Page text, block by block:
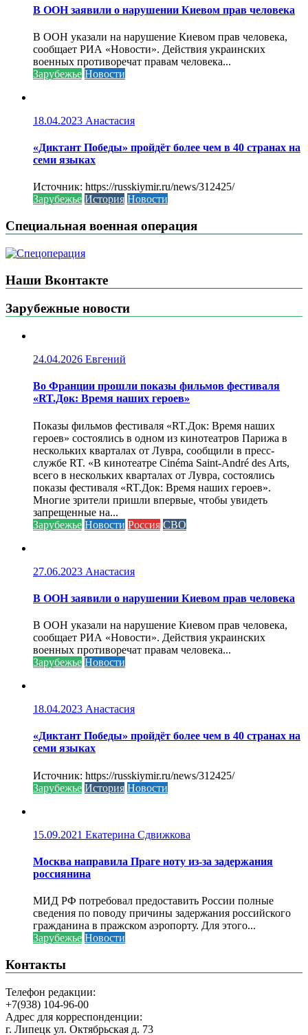
В ООН заявили о нарушении Киевом прав человека
В ООН указали на нарушение Киевом прав человека,
сообщает РИА «Новости». Действия украинских
военных противоречат правам человека...
Зарубежье Новости
18.04.2023 Анастасия
«Диктант Победы» пройдёт более чем в 40 странах на
семи языках
Источник: https://russkiymir.ru/news/312425/
Зарубежье История Новости
Специальная военная операция
Наши Вконтакте
Зарубежные новости
24.04.2026 Евгений
Во Франции прошли показы фильмов фестиваля
«RT.Док: Время наших героев»
Показы фильмов фестиваля «RT.Док: Время наших
героев» состоялись в одном из кинотеатров Парижа в
нескольких кварталах от Лувра, сообщили в пресс-
службе RT. «В кинотеатре Cinéma Saint-André des Arts,
всего в нескольких кварталах от Лувра, состоялись
показы фестиваля «RT.Док: Время наших героев».
Многие зрители пришли впервые, чтобы увидеть
запрещенные на...
Зарубежье Новости Россия СВО
27.06.2023 Анастасия
В ООН заявили о нарушении Киевом прав человека
В ООН указали на нарушение Киевом прав человека,
сообщает РИА «Новости». Действия украинских
военных противоречат правам человека...
Зарубежье Новости
18.04.2023 Анастасия
«Диктант Победы» пройдёт более чем в 40 странах на
семи языках
Источник: https://russkiymir.ru/news/312425/
Зарубежье История Новости
15.09.2021 Екатерина Сдвижкова
Москва направила Праге ноту из-за задержания
россиянина
МИД РФ потребовал предоставить России полные
сведения по поводу причины задержания российского
гражданина в пражском аэропорту. Для этого...
Зарубежье Новости
Контакты
Телефон редакции:
+7(938) 104-96-00
Адрес для корреспонденции:
г. Липецк ул. Октябрьская д. 73